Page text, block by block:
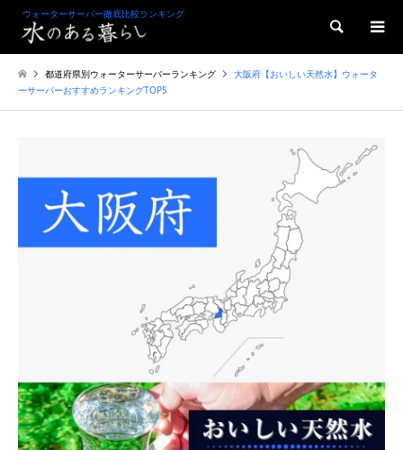
ウォーターサーバー徹底比較ランキング
検索
都道府県別ウォーターサーバーランキング
大阪府【おいしい天然水】ウォータ
ーサーバーおすすめランキングTOP5